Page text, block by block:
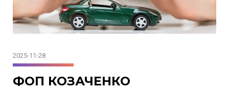
2025-11-28
ФОП КОЗАЧЕНКО